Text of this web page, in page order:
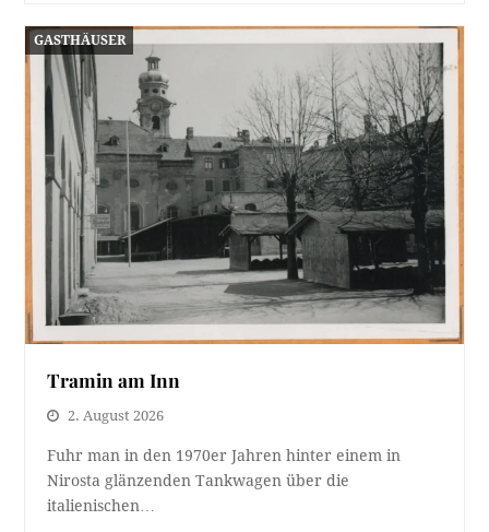
GASTHÄUSER
Tramin am Inn
2. August 2026
Fuhr man in den 1970er Jahren hinter einem in
Nirosta glänzenden Tankwagen über die
italienischen…